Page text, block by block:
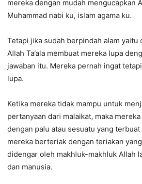
mereka dengan mudah mengucapkan
Muhammad nabi ku, islam agama ku.
Tetapi jika sudah berpindah alam yaitu
Allah Ta’ala membuat mereka lupa
jawaban itu. Mereka pernah ingat
lupa.
Ketika mereka tidak mampu untuk
pertanyaan dari malaikat, maka
dengan palu atau sesuatu yang
mereka berteriak dengan teriakan
didengar oleh makhluk-makhluk Allah
dan manusia.